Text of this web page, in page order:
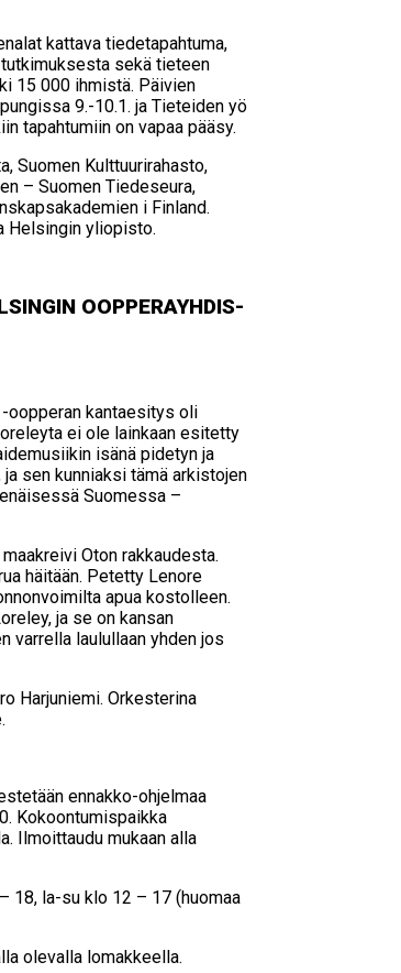
kattava tiedetapahtuma,
sekä tieteen
15 000 ihmistä. Päivien
9.-10.1. ja Tieteiden yö
tapahtumiin on vapaa pääsy.
Suomen Kulttuurirahasto,
– Suomen Tiedeseura,
i Finland.
Helsingin yliopisto.
OOP­PE­RAYH­DIS­
oopperan kantaesitys oli
ei ole lainkaan esitetty
isänä pidetyn ja
sen kunniaksi tämä arkistojen
Suomessa –
Oton rakkaudesta.
häitään. Petetty Lenore
apua kostolleen.
ja se on kansan
varrella laulullaan yhden jos
Harjuniemi. Orkesterina
ennakko-ohjelmaa
Kokoontumispaikka
Ilmoittaudu mukaan alla
18, la-su klo 12 – 17 (huomaa
olevalla lomakkeella.